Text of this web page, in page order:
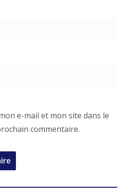
e-mail et mon site dans le
commentaire.